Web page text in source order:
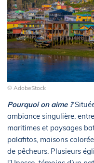
© AdobeStock
Pourquoi on aime ?
ambiance singulière,
maritimes et paysages
palafitos, maisons
de pêcheurs. Plusieurs